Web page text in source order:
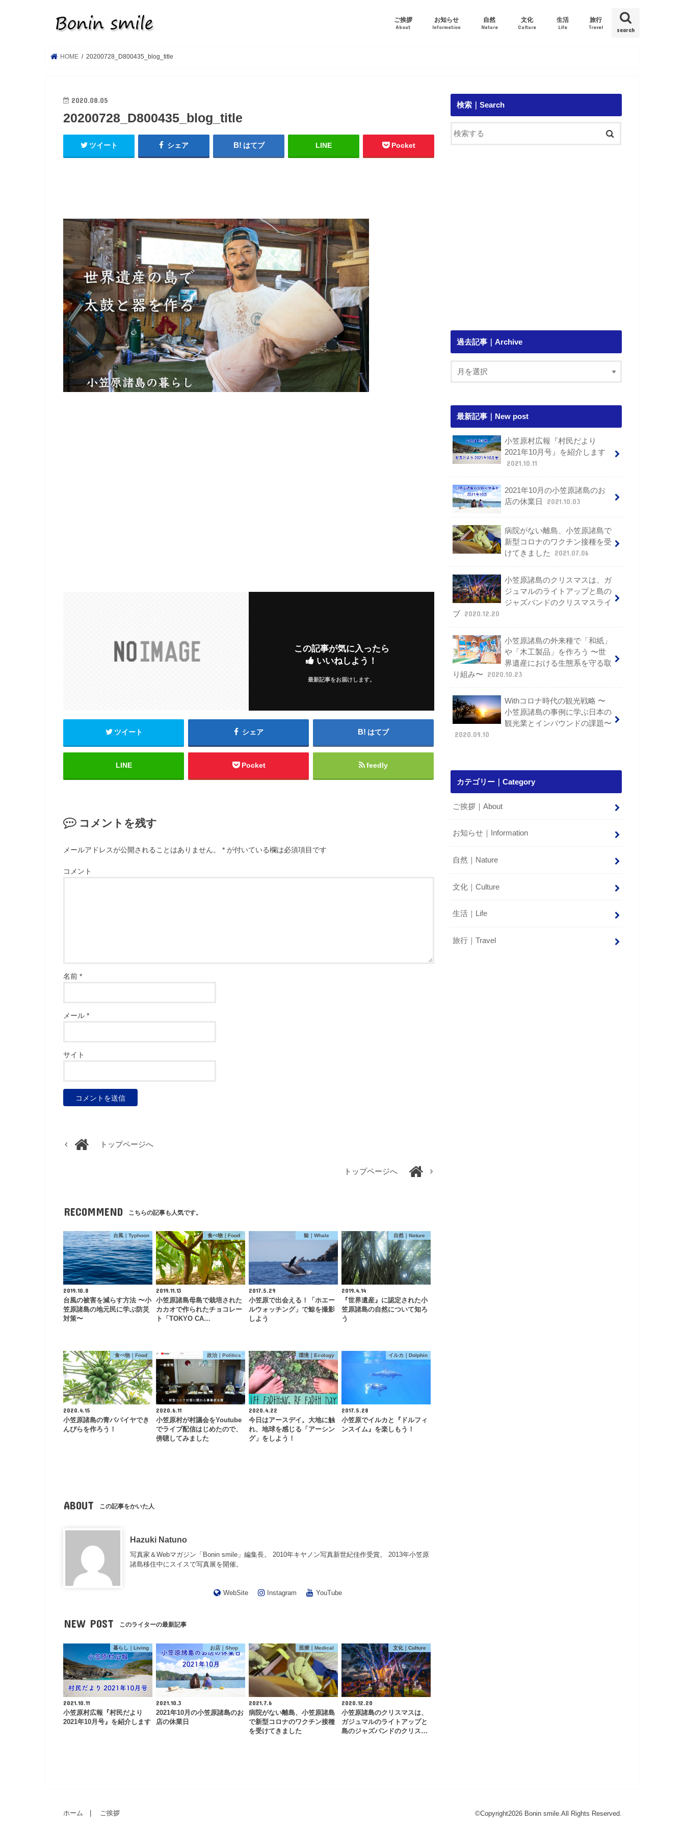
search
ご挨拶
About
お知らせ
Information
自然
Nature
文化
Culture
生活
Life
旅行
Travel
HOME 20200728_D800435_blog_title
2020.08.05
20200728_D800435_blog_title
ツイート シェア はてブ LINE Pocket
この記事が気に入ったら
いいねしよう！
最新記事をお届けします。
ツイート シェア はてブ
LINE Pocket feedly
コメントを残す
メールアドレスが公開されることはありません。 * が付いている欄は必須項目です
コメント
名前 *
メール *
サイト
トップページへ
トップページへ
RECOMMEND こちらの記事も人気です。
台風｜Typhoon
2019.10.8
台風の被害を減らす方法 〜小
笠原諸島の地元民に学ぶ防災
対策〜
食べ物｜Food
2019.11.13
小笠原諸島母島で栽培された
カカオで作られたチョコレー
ト「TOKYO CA…
鯨｜Whale
2017.5.29
小笠原で出会える！「ホエー
ルウォッチング」で鯨を撮影
しよう
自然｜Nature
2019.4.14
『世界遺産』に認定された小
笠原諸島の自然について知ろ
う
食べ物｜Food
2020.4.15
小笠原諸島の青パパイヤでき
んぴらを作ろう！
政治｜Politics
2020.6.11
小笠原村が村議会をYoutube
でライブ配信はじめたので、
傍聴してみました
環境｜Ecology
2020.4.22
今日はアースデイ。大地に触
れ、地球を感じる「アーシン
グ」をしよう！
イルカ｜Dolphin
2017.5.28
小笠原でイルカと『ドルフィ
ンスイム』を楽しもう！
ABOUT この記事をかいた人
Hazuki Natuno
写真家＆Webマガジン「Bonin smile」編集長。 2010年キヤノン写真新世紀佳作受賞。 2013年小笠原
諸島移住中にスイスで写真展を開催。
WebSite Instagram YouTube
NEW POST このライターの最新記事
暮らし｜Living
2021.10.11
小笠原村広報『村民だより
2021年10月号』を紹介します
お店｜Shop
2021.10.3
2021年10月の小笠原諸島のお
店の休業日
医療｜Medical
2021.7.6
病院がない離島、小笠原諸島
で新型コロナのワクチン接種
を受けてきました
文化｜Culture
2020.12.20
小笠原諸島のクリスマスは、
ガジュマルのライトアップと
島のジャズバンドのクリス…
検索｜Search
過去記事｜Archive
最新記事｜New post
小笠原村広報『村民だより
2021年10月号』を紹介します
2021.10.11
2021年10月の小笠原諸島のお
店の休業日
2021.10.03
病院がない離島、小笠原諸島で
新型コロナのワクチン接種を受
けてきました
2021.07.06
小笠原諸島のクリスマスは、ガ
ジュマルのライトアップと島の
ジャズバンドのクリスマスライ
ブ 2020.12.20
小笠原諸島の外来種で「和紙」
や「木工製品」を作ろう 〜世
界遺産における生態系を守る取
り組み〜
2020.10.23
Withコロナ時代の観光戦略 〜
小笠原諸島の事例に学ぶ日本の
観光業とインバウンドの課題〜
2020.09.10
カテゴリー｜Category
ご挨拶｜About
お知らせ｜Information
自然｜Nature
文化｜Culture
生活｜Life
旅行｜Travel
ホーム ご挨拶 ©Copyright2026 Bonin smile .All Rights Reserved.